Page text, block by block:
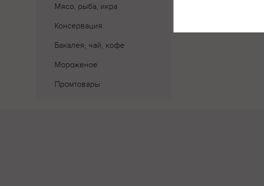
Мясо, рыба, икра
Консервация
Бакалея, чай, кофе
Мороженое
Промтовары